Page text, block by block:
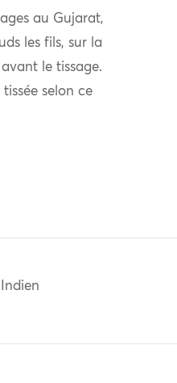
au Gujarat,
les fils, sur la
le tissage.
selon ce
Indien